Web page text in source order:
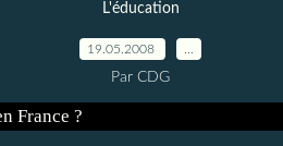
L'éducation
19.05.2008
Par CDG